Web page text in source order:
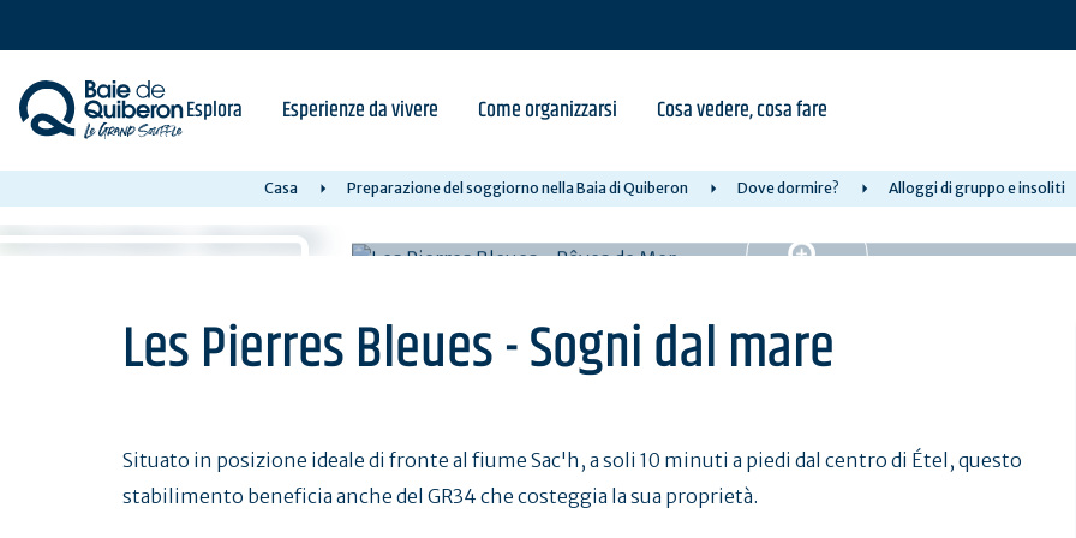
content
Esplora Esperienze da vivere Come organizzarsi Cosa vedere, cosa fare
Casa Preparazione del soggiorno nella Baia di Quiberon Dove dormire? Alloggi di gruppo e insoliti
Les Pierres Bleues - Sogni dal mare
Situato in posizione ideale di fronte al fiume Sac'h, a soli 10 minuti a piedi dal centro di Étel, questo
stabilimento beneficia anche del GR34 che costeggia la sua proprietà.